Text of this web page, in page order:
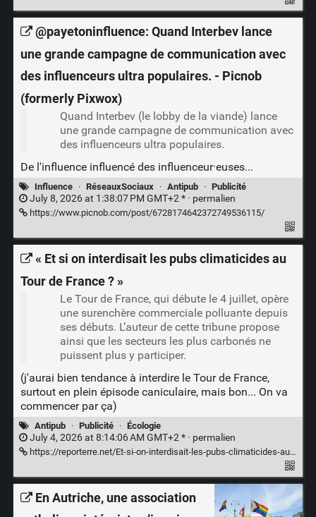
@payetoninfluence: Quand Interbev lance
une grande campagne de communication avec
des influenceurs ultra populaires. - Picnob
(formerly Pixwox)
Quand Interbev (le lobby de la viande) lance
une grande campagne de communication avec
des influenceurs ultra populaires.
De l'influence influencé des influenceur·euses...
Influence · RéseauxSociaux · Antipub · Publicité
July 8, 2026 at 1:38:07 PM GMT+2 * · permalien
https://www.picnob.com/post/6728174642372749536115/
« Et si on interdisait les pubs climaticides au
Tour de France ? »
Le Tour de France, qui débute le 4 juillet, opère
une surenchère commerciale polluante depuis
ses débuts. L’auteur de cette tribune propose
ainsi que les secteurs les plus carbonés ne
puissent plus y participer.
(j'aurai bien tendance à interdire le Tour de France,
surtout en plein épisode caniculaire, mais bon... On va
commencer par ça)
Antipub · Publicité · Écologie
July 4, 2026 at 8:14:06 AM GMT+2 * · permalien
https://reporterre.net/Et-si-on-interdisait-les-pubs-climaticides-au-Tour-de-France?__cf_chl_f_tk=GT2C_tnshy7DifdJsyYCrYG8ltOniQZu.bPIxz0u8gM-1783145568-1.0.1.1-7crnKR8Zoz5zhd.LdP308t.aOlqhQLL_hzSwQ.j3vT8
En Autriche, une association